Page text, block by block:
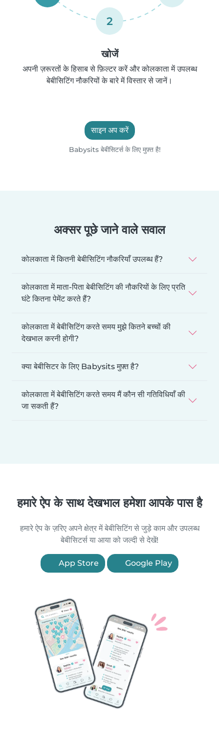
2
खोजें
अपनी ज़रूरतों के हिसाब से फ़िल्टर करें और कोलकाता में उपलब्ध
बेबीसिटिंग नौकरियों के बारे में विस्तार से जानें।
साइन अप करें
Babysits बेबीसिटर्स के लिए मुफ़्त है!
अक्सर पूछे जाने वाले सवाल
कोलकाता में कितनी बेबीसिटिंग नौकरियाँ उपलब्ध हैं?
कोलकाता में माता-पिता बेबीसिटिंग की नौकरियों के लिए प्रति
घंटे कितना पेमेंट करते हैं?
कोलकाता में बेबीसिटिंग करते समय मुझे कितने बच्चों की
देखभाल करनी होगी?
क्या बेबीसिटर के लिए Babysits मुफ़्त है?
कोलकाता में बेबीसिटिंग करते समय मैं कौन सी गतिविधियाँ की
जा सकती हैं?
हमारे ऐप के साथ देखभाल हमेशा आपके पास है
हमारे ऐप के ज़रिए अपने क्षेत्र में बेबीसिटिंग से जुड़े काम और उपलब्ध
बेबीसिटर्स या आया को जल्दी से देखें!
App Store Google Play